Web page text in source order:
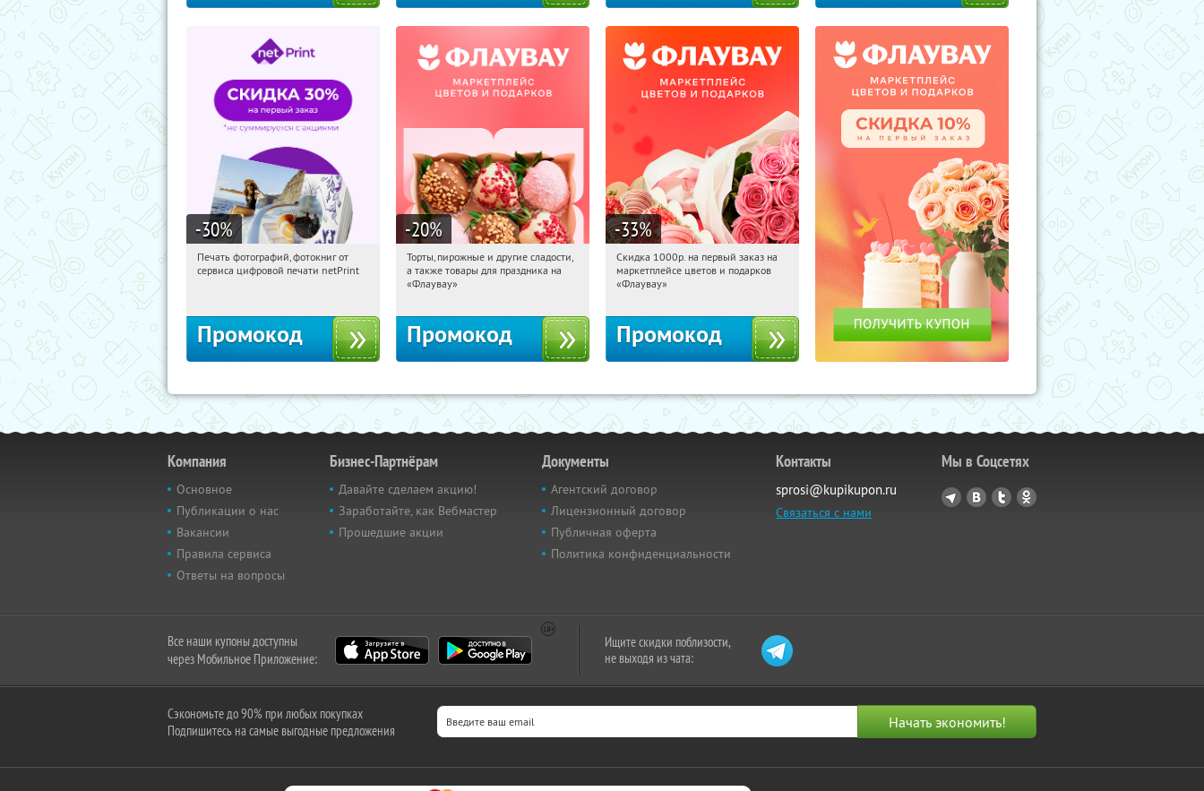
-30%
07:32:56 Получили:
Печать фотографий, фотокниг от
сервиса цифровой печати netPrint
Промокод
-20%
07:32:56 Получили:
Россия
Торты, пирожные и другие сладости,
а также товары для праздника на
«Флаувау»
Промокод
-33%
07:32:56 Получили:
Россия
Скидка 1000р. на первый заказ на
маркетплейсе цветов и подарков
«Флаувау»
Промокод
Компания
Основное
Публикации о нас
Вакансии
Правила сервиса
Ответы на вопросы
Бизнес-Партнёрам
Давайте сделаем акцию!
Заработайте, как Вебмастер
Прошедшие акции
Документы
Агентский договор
Лицензионный договор
Публичная оферта
Политика конфиденциальности
Контакты
sprosi@kupikupon.ru
Связаться с нами
Мы в Соцсетях
Все наши купоны доступны
через Мобильное Приложение:
Ищите скидки поблизости,
не выходя из чата:
Сэкономьте до 90% при любых покупках
Подпишитесь на самые выгодные предложения